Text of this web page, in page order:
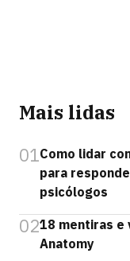
Mais lidas
01Como lidar
para
psicólogos
0218 mentiras e
Anatomy